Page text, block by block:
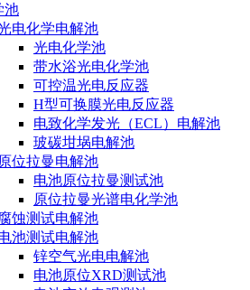
池
电化学电解池
光电化学池
带水浴光电化学池
可控温光电反应器
H型可换膜光电反应器
电致化学发光（ECL）电解池
玻碳坩埚电解池
原位拉曼电解池
电池原位拉曼测试池
原位拉曼光谱电化学池
腐蚀测试电解池
池测试电解池
锌空气光电电解池
电池原位XRD测试池